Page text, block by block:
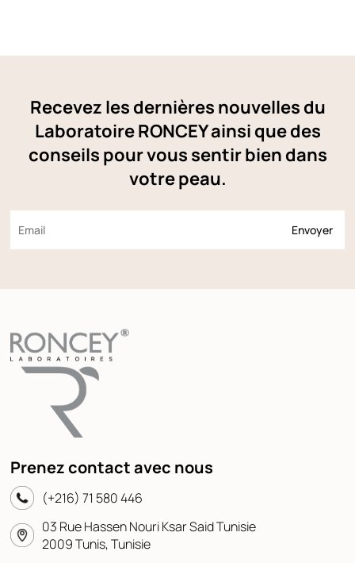
Recevez les dernières nouvelles du
Laboratoire RONCEY ainsi que des
conseils pour vous sentir bien dans
votre peau.
Prenez contact avec nous
(+216) 71 580 446
03 Rue Hassen Nouri Ksar Said Tunisie
2009 Tunis, Tunisie